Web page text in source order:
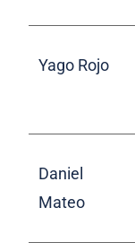
Yago Rojo
Daniel
Mateo